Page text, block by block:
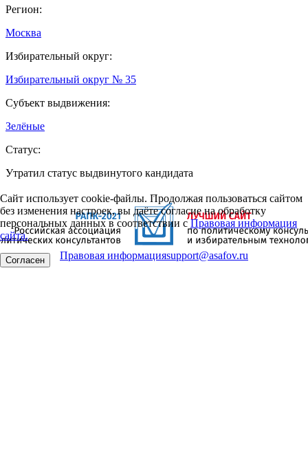
Регион:
Москва
Избирательный округ:
Избирательный округ № 35
Субъект выдвижения:
Зелёные
Статус:
Утратил статус выдвинутого кандидата
Сайт использует cookie-файлы. Продолжая пользоваться сайтом
без изменения настроек, вы даёте согласие на обработку
персональных данных в соответствии сПравовая информация
сайта.
Согласен Правовая информацияsupport@asafov.ru